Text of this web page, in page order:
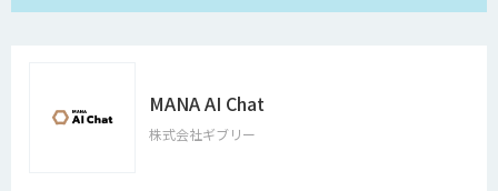
MANA AI Chat
株式会社ギブリー